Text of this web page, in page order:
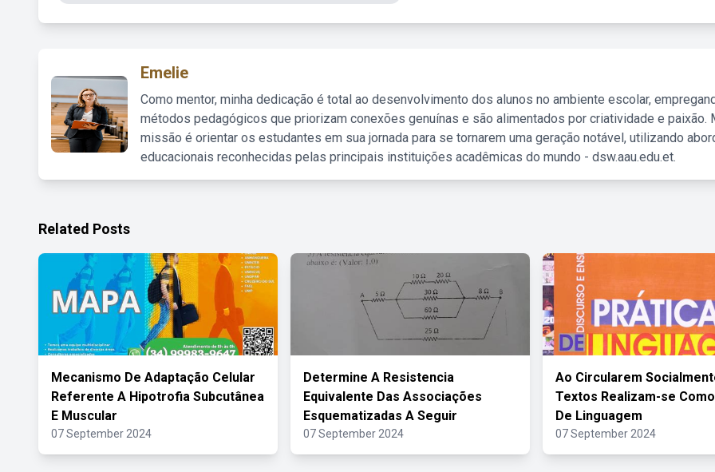
Emelie
Como mentor, minha dedicação é total ao desenvolvimento dos alunos no ambiente escolar,
métodos pedagógicos que priorizam conexões genuínas e são alimentados por criatividade e paixão.
missão é orientar os estudantes em sua jornada para se tornarem uma geração notável, utilizando
educacionais reconhecidas pelas principais instituições acadêmicas do mundo - dsw.aau.edu.et.
Related Posts
Mecanismo De Adaptação Celular
Referente A Hipotrofia Subcutânea
E Muscular
07 September 2024
Determine A Resistencia
Equivalente Das Associações
Esquematizadas A Seguir
07 September 2024
Ao Circularem
Textos Realizam-se
De Linguagem
07 September 2024